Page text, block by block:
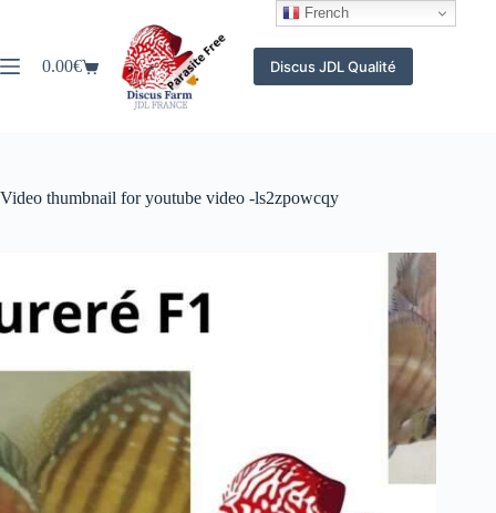
Panier
0.00€ Discus JDL Qualité
Video thumbnail for youtube video -ls2zpowcqy
French